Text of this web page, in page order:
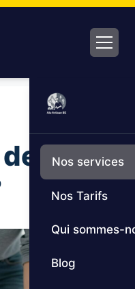
Nos services
Nos Tarifs
Qui sommes-
Blog
WC